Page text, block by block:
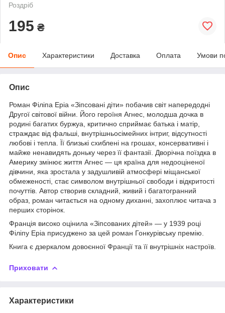
Роздріб
195 ₴
Опис Характеристики Доставка Оплата Умови
Опис
Роман Філіпа Еріа «Зіпсовані діти» побачив світ напередодні
Другої світової війни. Його героїня Агнес, молодша дочка в
родині багатих буржуа, критично сприймає батька і матір,
страждає від фальші, внутрішньосімейних інтриг, відсутності
любові і тепла. Її близькі схиблені на грошах, консервативні і
майже ненавидять доньку через її фантазії. Дворічна поїздка в
Америку змінює життя Агнес — ця країна для недооціненої
дівчини, яка зростала у задушливій атмосфері міщанської
обмеженості, стає символом внутрішньої свободи і відкритості
почуттів. Автор створив складний, живий і багатогранний
образ, роман читається на одному диханні, захоплює читача з
перших сторінок.
Франція високо оцінила «Зіпсованих дітей» — у 1939 році
Філіпу Еріа присуджено за цей роман Гонкурівську премію.
Книга є дзеркалом довоєнної Франції та її внутрішніх настроїв.
Приховати
Характеристики